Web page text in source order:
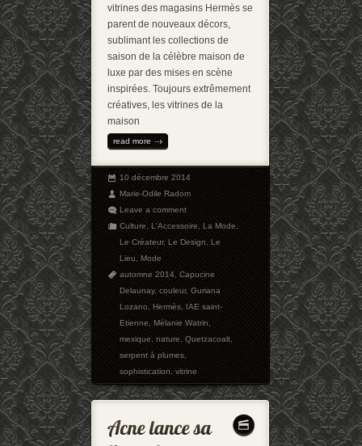
vitrines des magasins Hermès se
parent de nouveaux décors,
sublimant les collections de
saison de la célèbre maison de
luxe par des mises en scène
inspirées. Toujours extrêmement
créatives, les vitrines de la
maison
read more
10 décembre 2014
Marie-Odile Radom
Leave a comment
Culture,L'Accessoire,La Mode,
Le Créateur,Le Design,Le
Lieu,Mode
automne 2014,Capucine
Delaunay,couleur,Guriana
Lozano,Hermès,IAE saint-
Etienne,Mélanie Watrin,
mexique,nature,Quetzacoalt,
serpent à plumes,
sophistication,vitrine